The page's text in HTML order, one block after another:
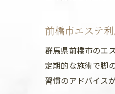
前橋市エステ
群馬県前橋市のエ
定期的な施術で脚
習慣のアドバイス